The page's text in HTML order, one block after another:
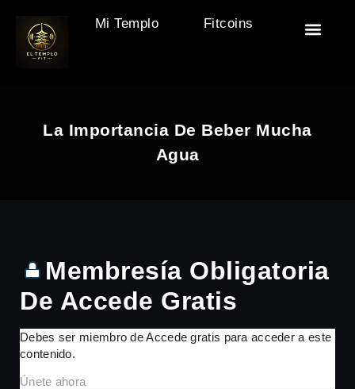
Mi Templo Fitcoins
La Importancia De Beber Mucha
Agua
Membresía Obligatoria
De Accede Gratis
Debes ser miembro de Accede gratis para acceder a este
contenido.
Únete ahora